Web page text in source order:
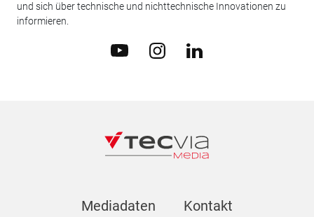
und sich über technische und nichttechnische Innovationen zu
informieren.
Mediadaten Kontakt